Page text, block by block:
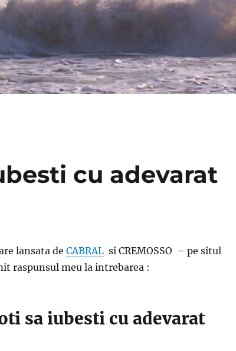
cu adevarat
lansata de CABRALsi CREMOSSO – pe situl
raspunsul meu la intrebarea :
sa iubesti cu adevarat